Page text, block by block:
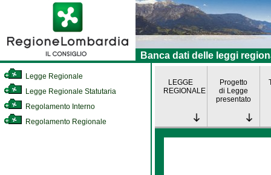
Banca dati delle leggi
Legge Regionale
Legge Regionale Statutaria
Regolamento Interno
Regolamento Regionale
LEGGE
REGIONALE
Progetto
di Legge
presentato